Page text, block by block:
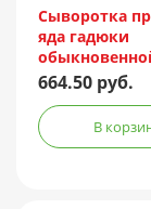
г.Ставрополь)/
Сыворотка
яда гадюки
лошадиная
очищенная
жидкая
664.50 руб.
В